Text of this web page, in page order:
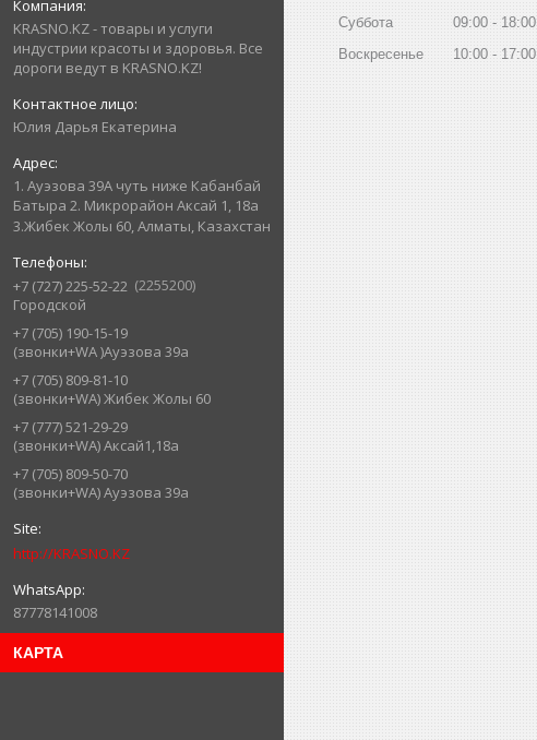
KRASNO.KZ - товары и услуги
индустрии красоты и здоровья. Все
дороги ведут в KRASNO.KZ!
Юлия Дарья Екатерина
1. Ауэзова 39А чуть ниже Кабанбай
Батыра ㅤㅤㅤㅤㅤㅤㅤㅤㅤㅤㅤㅤㅤㅤ2. ​Микрорайон Аксай 1, 18а
3.Жибек Жолы 60, Алматы, Казахстан
+7 (727) 225-52-22 2255200
Городской
+7 (705) 190-15-19
(звонки+WA )Ауэзова 39а
+7 (705) 809-81-10
(звонки+WA) Жибек Жолы 60
+7 (777) 521-29-29
(звонки+WA) Аксай1,18а
+7 (705) 809-50-70
(звонки+WA) Ауэзова 39а
http://KRASNO.KZ
87778141008
КАРТА
Суббота
09:00
18:00
Воскресенье
10:00 17:00